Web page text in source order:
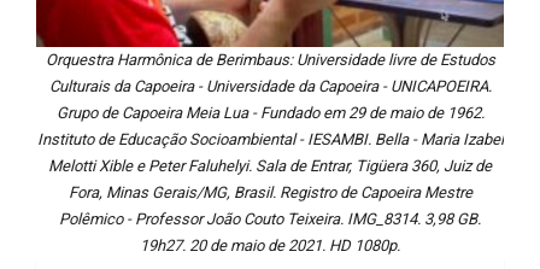
Orquestra Harmônica de Berimbaus: Universidade livre de Estudos
Culturais da Capoeira - Universidade da Capoeira - UNICAPOEIRA.
Grupo de Capoeira Meia Lua - Fundado em 29 de maio de 1962.
Instituto de Educação Socioambiental - IESAMBI. Bella - Maria Izabel
Melotti Xible e Peter Faluhelyi. Sala de Entrar, Tigüera 360, Juiz de
Fora, Minas Gerais/MG, Brasil. Registro de Capoeira Mestre
Polêmico - Professor João Couto Teixeira. IMG_8314. 3,98 GB.
19h27. 20 de maio de 2021. HD 1080p.